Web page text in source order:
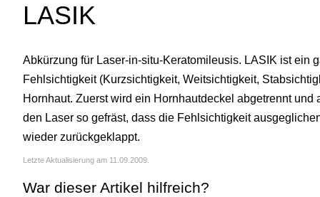
LASIK
Abkürzung für Laser-in-situ-Keratomileusis. LASIK ist ein
Fehlsichtigkeit (Kurzsichtigkeit, Weitsichtigkeit,
Hornhaut. Zuerst wird ein Hornhautdeckel abgetrennt
den Laser so gefräst, dass die Fehlsichtigkeit
wieder zurückgeklappt.
Letzte Aktualisierung am 11.09.2009.
War dieser Artikel hilfreich?